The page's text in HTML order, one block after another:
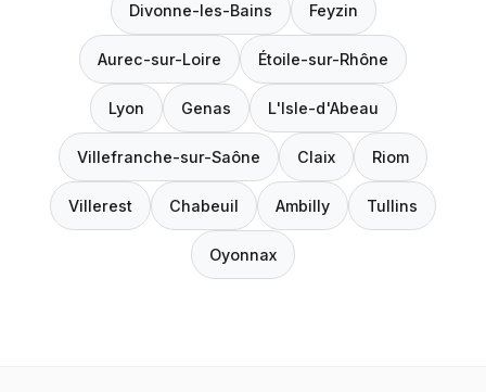
Divonne-les-Bains Feyzin
Aurec-sur-Loire Étoile-sur-Rhône
Lyon Genas L'Isle-d'Abeau
Villefranche-sur-Saône Claix Riom
Villerest Chabeuil Ambilly Tullins
Oyonnax